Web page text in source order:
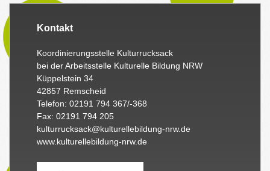
Kontakt
Koordinierungsstelle Kulturrucksack
bei der Arbeitsstelle Kulturelle Bildung NRW
Küppelstein 34
42857 Remscheid
Telefon: 02191 794 367/-368
Fax: 02191 794 205
kulturrucksack@kulturellebildung-nrw.de
www.kulturellebildung-nrw.de